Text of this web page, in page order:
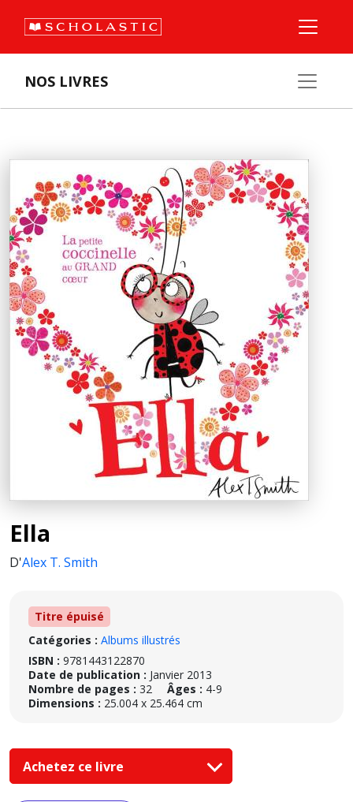
NOS LIVRES
Ella
D'Alex T. Smith
Titre épuisé
Catégories : Albums illustrés
ISBN : 9781443122870
Date de publication : Janvier 2013
Nombre de pages : 32 Âges : 4-9
Dimensions : 25.004 x 25.464 cm
Achetez ce livre